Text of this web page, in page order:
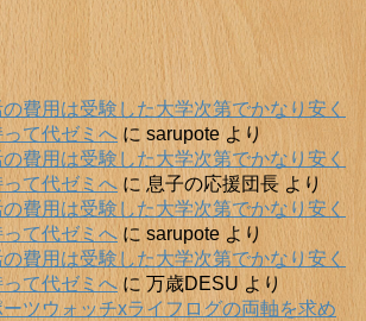
費用は受験した大学次第でかなり安く
て代ゼミへ に sarupoteより
費用は受験した大学次第でかなり安く
て代ゼミへ に 息子の応援団長 より
費用は受験した大学次第でかなり安く
て代ゼミへに sarupote より
費用は受験した大学次第でかなり安く
て代ゼミへに万歳DESUより
ツウォッチxライフログの両軸を求め